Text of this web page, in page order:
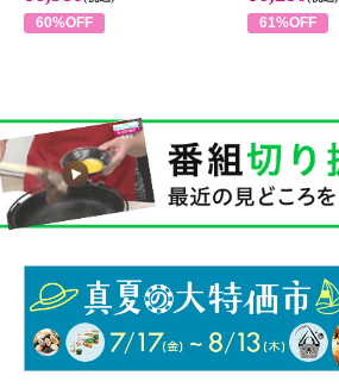
60%OFF 61%OFF